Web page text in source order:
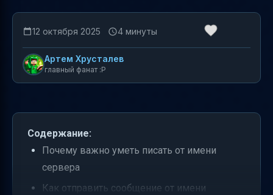
12 октября 2025 4 минуты
Артем Хрусталев
главный фанат :P
Содержание:
Почему важно уметь писать от имени
сервера
Как отправить сообщение от имени